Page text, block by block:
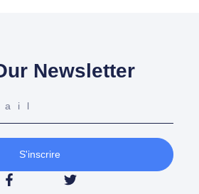
Newsletter
S'inscrire